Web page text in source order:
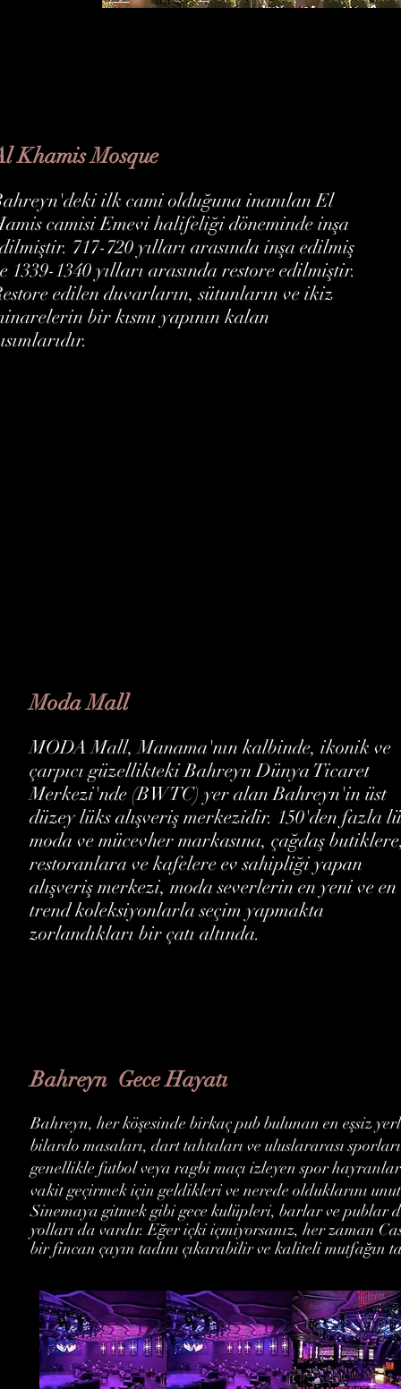
Khamis Mosque
ilk cami olduğuna inanılan El
camisi Emevi halifeliği döneminde inşa
717-720 yılları arasında inşa edilmiş
1339-1340 yılları arasında restore edilmiştir.
edilen duvarların, sütunların ve ikiz
bir kısmı yapının kalan
Moda Mall
MODA Mall, Manama'nın kalbinde, ikonik ve
çarpıcı güzellikteki Bahreyn Dünya Ticaret
Merkezi'nde (BWTC) yer alan Bahreyn'in üst
düzey lüks alışveriş merkezidir. 150'den fazla
moda ve mücevher markasına, çağdaş
restoranlara ve kafelere ev sahipliği yapan
alışveriş merkezi, moda severlerin en yeni ve en
trend koleksiyonlarla seçim yapmakta
zorlandıkları bir çatı altında.
Bahreyn Gece Hayatı
Bahreyn, her köşesinde birkaç pub bulunan en eşsiz
bilardo masaları, dart tahtaları ve uluslararası
genellikle futbol veya ragbi maçı izleyen spor
vakit geçirmek için geldikleri ve nerede olduklarını
Sinemaya gitmek gibi gece kulüpleri, barlar ve publar
yolları da vardır. Eğer içki içmiyorsanız, her zaman
bir fincan çayın tadını çıkarabilir ve kaliteli mutfağın